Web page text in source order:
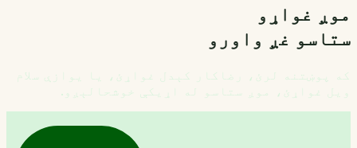
موږ غواړو
ستاسو غږ واورو
که پوښتنه لرئ، رضاکار کېدل غواړئ، یا یوازې سلام
ویل غواړئ، موږ ستاسو له اړیکې خوشحالېږو.